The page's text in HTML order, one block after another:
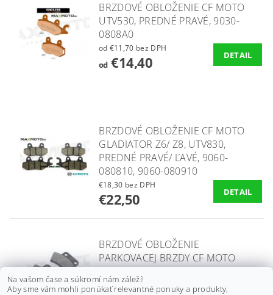
BRZDOVÉ OBLOŽENIE CF MOTO
UTV530, PREDNÉ PRAVÉ, 9030-
0808A0
od €11,70 bez DPH
od€14,40 DETAIL
BRZDOVÉ OBLOŽENIE CF MOTO
GLADIATOR Z6/ Z8, UTV830,
PREDNÉ PRAVÉ/ ĽAVÉ, 9060-
080810, 9060-080910
€18,30 bez DPH
€22,50 DETAIL
BRZDOVÉ OBLOŽENIE
PARKOVACEJ BRZDY CF MOTO
GLADIATOR X450/ X550/ X600/
X625, GOES 400/ 500, 7000-
Na vašom čase a súkromí nám záleží!
Aby sme vám mohli ponúkať relevantné ponuky a produkty,